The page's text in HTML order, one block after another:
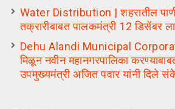
Water Distribution | शहरातील
तक्रारीबाबत पालकमंत्री 12 डिसेंबर
Dehu Alandi Municipal
मिळून नवीन महानगरपालिका
उपमुख्यमंत्री अजित पवार यांनी दिले